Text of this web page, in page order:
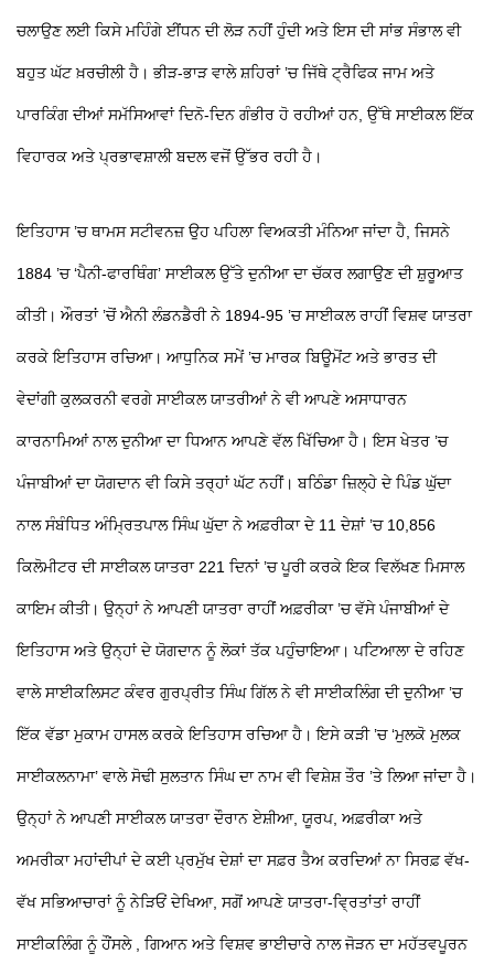
ਚਲਾਉਣ ਲਈ ਕਿਸੇ ਮਹਿੰਗੇ ਈਂਧਨ ਦੀ ਲੋੜ ਨਹੀਂ ਹੁੰਦੀ ਅਤੇ ਇਸ ਦੀ ਸਾਂਭ ਸੰਭਾਲ ਵੀ
ਬਹੁਤ ਘੱਟ ਖ਼ਰਚੀਲੀ ਹੈ। ਭੀੜ-ਭਾੜ ਵਾਲੇ ਸ਼ਹਿਰਾਂ ’ਚ ਜਿੱਥੇ ਟ੍ਰੈਫਿਕ ਜਾਮ ਅਤੇ
ਪਾਰਕਿੰਗ ਦੀਆਂ ਸਮੱਸਿਆਵਾਂ ਦਿਨੋ-ਦਿਨ ਗੰਭੀਰ ਹੋ ਰਹੀਆਂ ਹਨ, ਉੱਥੇ ਸਾਈਕਲ ਇੱਕ
ਵਿਹਾਰਕ ਅਤੇ ਪ੍ਰਭਾਵਸ਼ਾਲੀ ਬਦਲ ਵਜੋਂ ਉੱਭਰ ਰਹੀ ਹੈ।
ਇਤਿਹਾਸ ’ਚ ਥਾਮਸ ਸਟੀਵਨਜ਼ ਉਹ ਪਹਿਲਾ ਵਿਅਕਤੀ ਮੰਨਿਆ ਜਾਂਦਾ ਹੈ, ਜਿਸਨੇ
1884 ’ਚ ‘ਪੈਨੀ-ਫਾਰਥਿੰਗ’ ਸਾਈਕਲ ਉੱਤੇ ਦੁਨੀਆ ਦਾ ਚੱਕਰ ਲਗਾਉਣ ਦੀ ਸ਼ੁਰੂਆਤ
ਕੀਤੀ। ਔਰਤਾਂ ’ਚੋਂ ਐਨੀ ਲੰਡਨਡੈਰੀ ਨੇ 1894-95 ’ਚ ਸਾਈਕਲ ਰਾਹੀਂ ਵਿਸ਼ਵ ਯਾਤਰਾ
ਕਰਕੇ ਇਤਿਹਾਸ ਰਚਿਆ। ਆਧੁਨਿਕ ਸਮੇਂ ’ਚ ਮਾਰਕ ਬਿਊਮੋਂਟ ਅਤੇ ਭਾਰਤ ਦੀ
ਵੇਦਾਂਗੀ ਕੁਲਕਰਨੀ ਵਰਗੇ ਸਾਈਕਲ ਯਾਤਰੀਆਂ ਨੇ ਵੀ ਆਪਣੇ ਅਸਾਧਾਰਨ
ਕਾਰਨਾਮਿਆਂ ਨਾਲ ਦੁਨੀਆ ਦਾ ਧਿਆਨ ਆਪਣੇ ਵੱਲ ਖਿੱਚਿਆ ਹੈ। ਇਸ ਖੇਤਰ ’ਚ
ਪੰਜਾਬੀਆਂ ਦਾ ਯੋਗਦਾਨ ਵੀ ਕਿਸੇ ਤਰ੍ਹਾਂ ਘੱਟ ਨਹੀਂ। ਬਠਿੰਡਾ ਜ਼ਿਲ੍ਹੇ ਦੇ ਪਿੰਡ ਘੁੱਦਾ
ਨਾਲ ਸੰਬੰਧਿਤ ਅੰਮ੍ਰਿਤਪਾਲ ਸਿੰਘ ਘੁੱਦਾ ਨੇ ਅਫ਼ਰੀਕਾ ਦੇ 11 ਦੇਸ਼ਾਂ ’ਚ 10,856
ਕਿਲੋਮੀਟਰ ਦੀ ਸਾਈਕਲ ਯਾਤਰਾ 221 ਦਿਨਾਂ ’ਚ ਪੂਰੀ ਕਰਕੇ ਇਕ ਵਿਲੱਖਣ ਮਿਸਾਲ
ਕਾਇਮ ਕੀਤੀ। ਉਨ੍ਹਾਂ ਨੇ ਆਪਣੀ ਯਾਤਰਾ ਰਾਹੀਂ ਅਫ਼ਰੀਕਾ ’ਚ ਵੱਸੇ ਪੰਜਾਬੀਆਂ ਦੇ
ਇਤਿਹਾਸ ਅਤੇ ਉਨ੍ਹਾਂ ਦੇ ਯੋਗਦਾਨ ਨੂੰ ਲੋਕਾਂ ਤੱਕ ਪਹੁੰਚਾਇਆ। ਪਟਿਆਲਾ ਦੇ ਰਹਿਣ
ਵਾਲੇ ਸਾਈਕਲਿਸਟ ਕੰਵਰ ਗੁਰਪ੍ਰੀਤ ਸਿੰਘ ਗਿੱਲ ਨੇ ਵੀ ਸਾਈਕਲਿੰਗ ਦੀ ਦੁਨੀਆ ’ਚ
ਇੱਕ ਵੱਡਾ ਮੁਕਾਮ ਹਾਸਲ ਕਰਕੇ ਇਤਿਹਾਸ ਰਚਿਆ ਹੈ। ਇਸੇ ਕੜੀ ’ਚ ‘ਮੁਲਕੋ ਮੁਲਕ
ਸਾਈਕਲਨਾਮਾ’ ਵਾਲੇ ਸੋਢੀ ਸੁਲਤਾਨ ਸਿੰਘ ਦਾ ਨਾਮ ਵੀ ਵਿਸ਼ੇਸ਼ ਤੌਰ ’ਤੇ ਲਿਆ ਜਾਂਦਾ ਹੈ।
ਉਨ੍ਹਾਂ ਨੇ ਆਪਣੀ ਸਾਈਕਲ ਯਾਤਰਾ ਦੌਰਾਨ ਏਸ਼ੀਆ, ਯੂਰਪ, ਅਫ਼ਰੀਕਾ ਅਤੇ
ਅਮਰੀਕਾ ਮਹਾਂਦੀਪਾਂ ਦੇ ਕਈ ਪ੍ਰਮੁੱਖ ਦੇਸ਼ਾਂ ਦਾ ਸਫ਼ਰ ਤੈਅ ਕਰਦਿਆਂ ਨਾ ਸਿਰਫ਼ ਵੱਖ-
ਵੱਖ ਸਭਿਆਚਾਰਾਂ ਨੂੰ ਨੇੜਿਓਂ ਦੇਖਿਆ, ਸਗੋਂ ਆਪਣੇ ਯਾਤਰਾ-ਵ੍ਰਿਤਾਂਤਾਂ ਰਾਹੀਂ
ਸਾਈਕਲਿੰਗ ਨੂੰ ਹੌਂਸਲੇ , ਗਿਆਨ ਅਤੇ ਵਿਸ਼ਵ ਭਾਈਚਾਰੇ ਨਾਲ ਜੋੜਨ ਦਾ ਮਹੱਤਵਪੂਰਨ